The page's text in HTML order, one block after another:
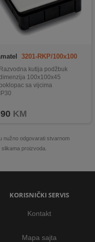
3201-RKP/100x100
Razvodna kutija podžbuk
100x100x45
poklopac sa vijcima
IP30
KM
nužno odgovarati stvarnom
proizvoda.
KORISNIČKI SERVIS
Kontakt
Mapa sajta